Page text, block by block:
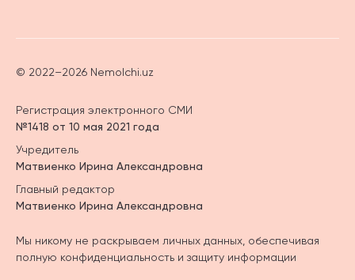
© 2022–2026 Nemolchi.uz
Регистрация электронного СМИ
№1418 от 10 мая 2021 года
Учредитель
Матвиенко Ирина Александровна
Главный редактор
Матвиенко Ирина Александровна
Мы никому не раскрываем личных данных, обеспечивая
полную конфиденциальность и защиту информации